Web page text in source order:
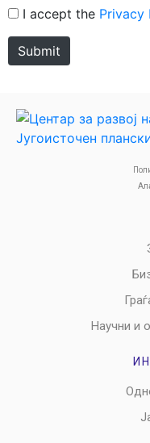
I accept the Privacy
Submit
Научни и